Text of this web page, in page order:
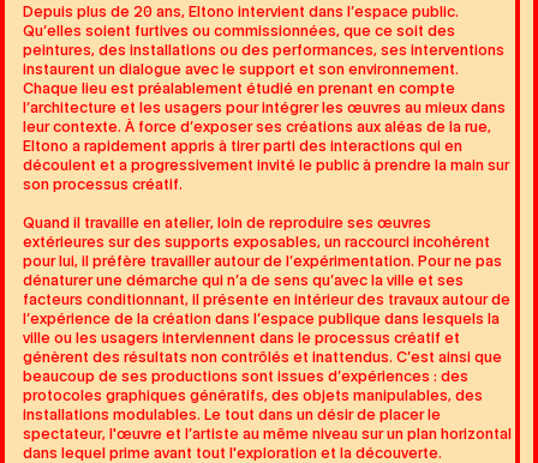
Depuis plus de 20 ans, Eltono intervient dans l’espace public.
Qu’elles soient furtives ou commissionnées, que ce soit des
peintures, des installations ou des performances, ses interventions
instaurent un dialogue avec le support et son environnement.
Chaque lieu est préalablement étudié en prenant en compte
l’architecture et les usagers pour intégrer les œuvres au mieux dans
leur contexte. À force d’exposer ses créations aux aléas de la rue,
Eltono a rapidement appris à tirer parti des interactions qui en
découlent et a progressivement invité le public à prendre la main sur
son processus créatif.
Quand il travaille en atelier, loin de reproduire ses œuvres
extérieures sur des supports exposables, un raccourci incohérent
pour lui, il préfère travailler autour de l’expérimentation. Pour ne pas
dénaturer une démarche qui n’a de sens qu’avec la ville et ses
facteurs conditionnant, il présente en intérieur des travaux autour de
l’expérience de la création dans l’espace publique dans lesquels la
ville ou les usagers interviennent dans le processus créatif et
génèrent des résultats non contrôlés et inattendus. C’est ainsi que
beaucoup de ses productions sont issues d’expériences : des
protocoles graphiques génératifs, des objets manipulables, des
installations modulables. Le tout dans un désir de placer le
spectateur, l'œuvre et l’artiste au même niveau sur un plan horizontal
dans lequel prime avant tout l'exploration et la découverte.